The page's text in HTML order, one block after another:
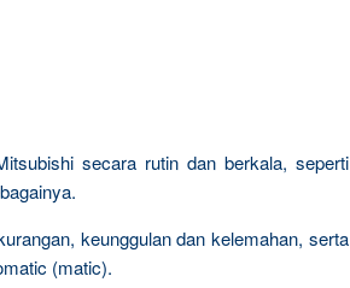
secara rutin dan berkala, seperti
keunggulan dan kelemahan, serta
(matic).